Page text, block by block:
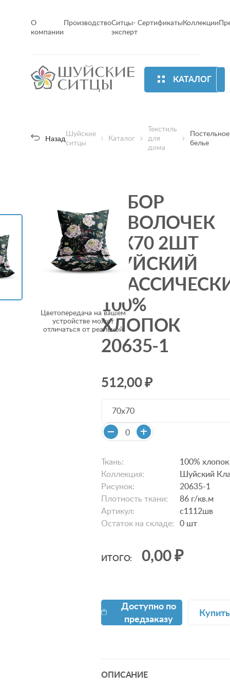
О
компании
ПроизводствоСитцы-
эксперт
СертификатыКоллекции
КАТАЛОГ
НазадШуйские
ситцы
Каталог
Текстиль
для
дома
Постельное
белье
Цветопередача на вашем
устройстве может
отличаться от реальной
НАБОР
НАВОЛОЧЕК
70Х70 2ШТ
ШУЙСКИЙ
100%
ХЛОПОК
20635-1
512,00 ₽
70х70
Ткань:
100% хлопок
Коллекция:
Шуйский
Рисунок:
20635-1
Плотность ткани:
86 г/кв.м
Артикул:
с1112шв
Остаток на складе: 0 шт
ИТОГО: 0,00 ₽
Доступно по
предзаказу
ОПИСАНИЕ